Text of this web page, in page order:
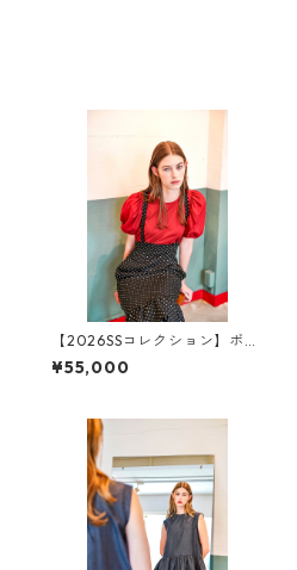
【2026SSコレクション】ボリ
ューム袖トップス レッド
¥55,000